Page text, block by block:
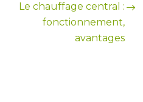
Le chauffage central :
fonctionnement,
avantages